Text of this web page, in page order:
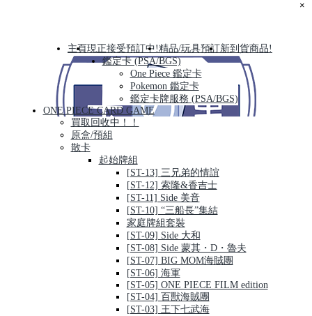
主頁現正接受預訂中!精品/玩具預訂新到貨商品!
鑑定卡 (PSA/BGS)
One Piece 鑑定卡
Pokemon 鑑定卡
鑑定卡牌服務 (PSA/BGS)
ONE PIECE CARD GAME
買取回收中！！
原盒/預組
散卡
起始牌組
[ST-13] 三兄弟的情誼
[ST-12] 索隆&香吉士
[ST-11] Side 美音
[ST-10] “三船長”集結
家庭牌組套裝
[ST-09] Side 大和
[ST-08] Side 蒙其・D・魯夫
[ST-07] BIG MOM海賊團
[ST-06] 海軍
[ST-05] ONE PIECE FILM edition
[ST-04] 百獸海賊團
[ST-03] 王下七武海
×